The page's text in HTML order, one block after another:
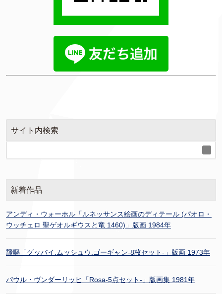
サイト内検索
新着作品
アンディ・ウォーホル「ルネッサンス絵画のディテール (パオロ・
ウッチェロ 聖ゲオルギウスと竜 1460)」版画 1984年
靉嘔「グッバイ.ムッシュウ.ゴーギャン-8枚セット-」版画 1973年
パウル・ヴンダーリッヒ「Rosa-5点セット-」版画集 1981年